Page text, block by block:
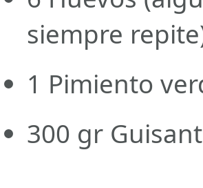
siempre
1 Pimiento
300 gr